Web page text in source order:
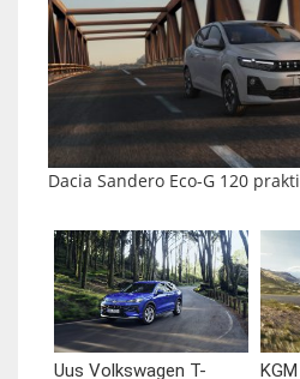
Dacia Sandero Eco-G 120
Uus Volkswagen T-